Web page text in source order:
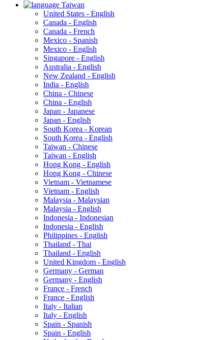
Taiwan
United States - English
Canada - English
Canada - French
Mexico - Spanish
Mexico - English
Singapore - English
Australia - English
New Zealand - English
India - English
China - Chinese
China - English
Japan - Japanese
Japan - English
South Korea - Korean
South Korea - English
Taiwan - Chinese
Taiwan - English
Hong Kong - English
Hong Kong - Chinese
Vietnam - Vietnamese
Vietnam - English
Malaysia - Malaysian
Malaysia - English
Indonesia - Indonesian
Indonesia - English
Philippines - English
Thailand - Thai
Thailand - English
United Kingdom - English
Germany - German
Germany - English
France - French
France - English
Italy - Italian
Italy - English
Spain - Spanish
Spain - English